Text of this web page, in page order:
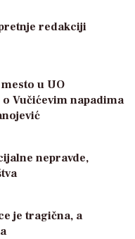
redakciji
u UO
Vučićevim napadima
nepravde,
je tragična, a